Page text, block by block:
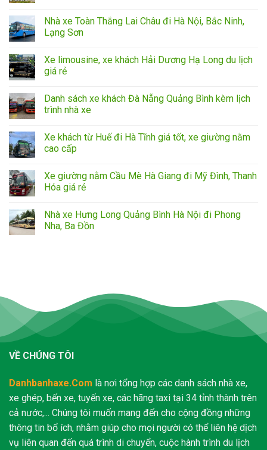
Nhà xe Toàn Thắng Lai Châu đi Hà Nội, Bắc Ninh,
Lạng Sơn
Xe limousine, xe khách Hải Dương Hạ Long du lịch
giá rẻ
Danh sách xe khách Đà Nẵng Quảng Bình kèm lịch
trình nhà xe
Xe khách từ Huế đi Hà Tĩnh giá tốt, xe giường nằm
cao cấp
Xe giường nằm Cầu Mè Hà Giang đi Mỹ Đình, Thanh
Hóa giá rẻ
Nhà xe Hưng Long Quảng Bình Hà Nội đi Phong
Nha, Ba Đồn
VỀ CHÚNG TÔI
Danhbanhaxe.Com là nơi tổng hợp các danh sách nhà xe,
xe ghép, bến xe, tuyến xe, các hãng taxi tại 34 tỉnh thành trên
cả nước,... Chúng tôi muốn mang đến cho cộng đồng những
thông tin bổ ích, nhằm giúp cho mọi người có thể liên hệ dịch
vụ liên quan đến quá trình di chuyển, cuộc hành trình du lịch